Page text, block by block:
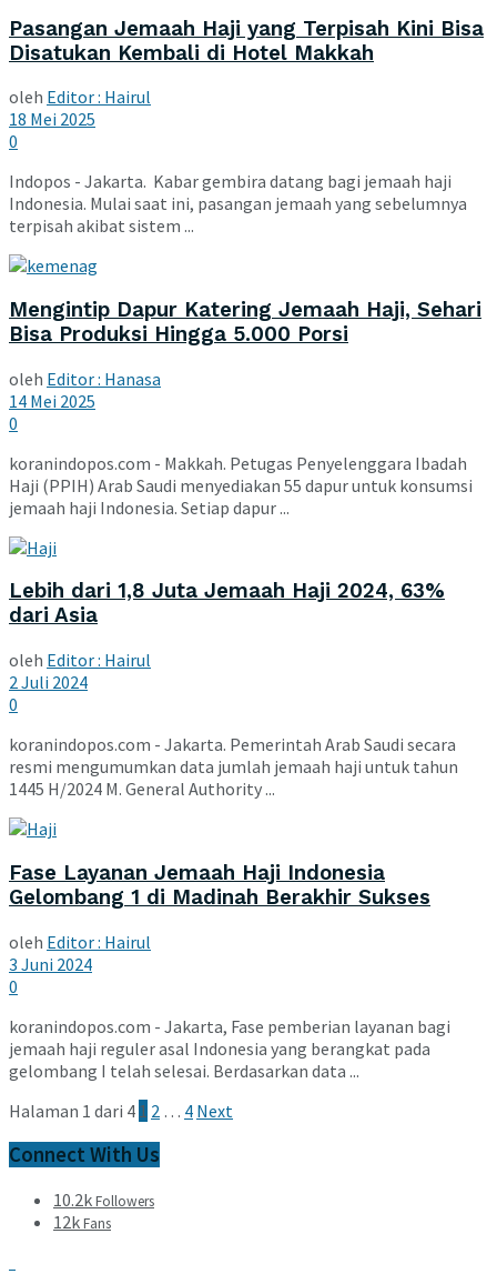
Pasangan Jemaah Haji yang Terpisah Kini Bisa
Disatukan Kembali di Hotel Makkah
oleh Editor : Hairul
18 Mei 2025
0
Indopos - Jakarta. Kabar gembira datang bagi jemaah haji
Indonesia. Mulai saat ini, pasangan jemaah yang sebelumnya
terpisah akibat sistem ...
Mengintip Dapur Katering Jemaah Haji, Sehari
Bisa Produksi Hingga 5.000 Porsi
oleh Editor : Hanasa
14 Mei 2025
0
koranindopos.com - Makkah. Petugas Penyelenggara Ibadah
Haji (PPIH) Arab Saudi menyediakan 55 dapur untuk konsumsi
jemaah haji Indonesia. Setiap dapur ...
Lebih dari 1,8 Juta Jemaah Haji 2024, 63%
dari Asia
oleh Editor : Hairul
2 Juli 2024
0
koranindopos.com - Jakarta. Pemerintah Arab Saudi secara
resmi mengumumkan data jumlah jemaah haji untuk tahun
1445 H/2024 M. General Authority ...
Fase Layanan Jemaah Haji Indonesia
Gelombang 1 di Madinah Berakhir Sukses
oleh Editor : Hairul
3 Juni 2024
0
koranindopos.com - Jakarta, Fase pemberian layanan bagi
jemaah haji reguler asal Indonesia yang berangkat pada
gelombang I telah selesai. Berdasarkan data ...
Halaman 1 dari 4 1 2 … 4 Next
Connect With Us
10.2kFollowers
12kFans